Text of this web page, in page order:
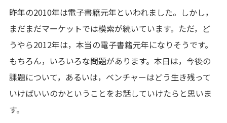
昨年の2010年は電子書籍元年といわれました。しかし，
まだまだマーケットでは模索が続いています。ただ，ど
うやら2012年は，本当の電子書籍元年になりそうです。
もちろん，いろいろな問題があります。本日は，今後の
課題について，あるいは，ベンチャーはどう生き残って
いけばいいのかということをお話していけたらと思いま
す。